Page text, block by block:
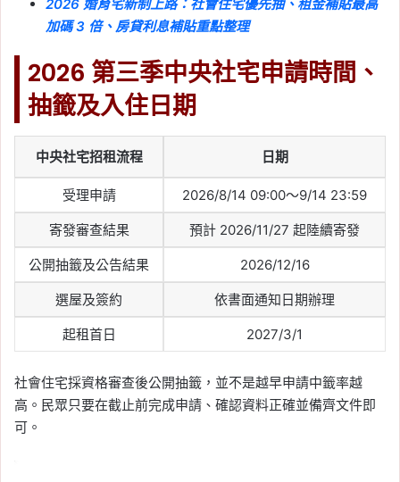
2026 婚育宅新制上路：社會住宅優先抽、租金補貼最高
加碼 3 倍、房貸利息補貼重點整理
2026 第三季中央社宅申請時間、
抽籤及入住日期
中央社宅招租流程 日期
受理申請 2026/8/14 09:00～9/14 23:59
寄發審查結果 預計 2026/11/27 起陸續寄發
公開抽籤及公告結果 2026/12/16
選屋及簽約 依書面通知日期辦理
起租首日 2027/3/1
社會住宅採資格審查後公開抽籤，並不是越早申請中籤率越
高。民眾只要在截止前完成申請、確認資料正確並備齊文件即
可。